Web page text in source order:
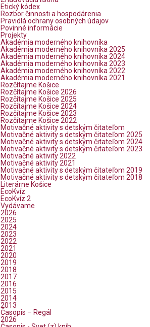
Etický kódex
Rozbor činnosti a hospodárenia
Pravidlá ochrany osobných údajov
Povinné informácie
Projekty
Akadémia moderného knihovníka
Akadémia moderného knihovníka 2025
Akadémia moderného knihovníka 2024
Akadémia moderného knihovníka 2023
Akadémia moderného knihovníka 2022
Akadémia moderného knihovníka 2021
Rozčítajme Košice
Rozčítajme Košice 2026
Rozčítajme Košice 2025
Rozčítajme Košice 2024
Rozčítajme Košice 2023
Rozčítajme Košice 2022
Motivačné aktivity s detským čitateľom
Motivačné aktivity s detským čitateľom 2025
Motivačné aktivity s detským čitateľom 2024
Motivačné aktivity s detským čitateľom 2023
Motivačné aktivity 2022
Motivačné aktivity 2021
Motivačné aktivity s detským čitateľom 2019
Motivačné aktivity s detským čitateľom 2018
Literárne Košice
EcoKvíz
EcoKvíz 2
Vydávame
2026
2025
2024
2023
2022
2021
2020
2019
2018
2017
2016
2015
2014
2013
Časopis – Regál
2026